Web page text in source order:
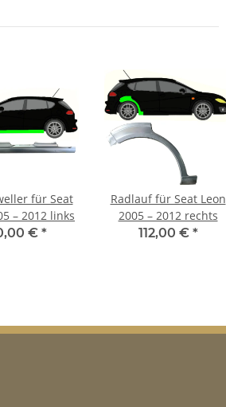
für Seat
– 2012 links
€ *
Radlauf für Seat Leon
2005 – 2012 rechts
112,00 € *